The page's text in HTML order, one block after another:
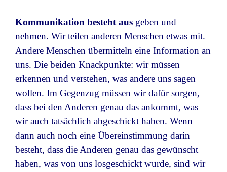
Kommunikation besteht aus geben und
nehmen. Wir teilen anderen Menschen etwas mit.
Andere Menschen übermitteln eine Information an
uns. Die beiden Knackpunkte: wir müssen
erkennen und verstehen, was andere uns sagen
wollen. Im Gegenzug müssen wir dafür sorgen,
dass bei den Anderen genau das ankommt, was
wir auch tatsächlich abgeschickt haben. Wenn
dann auch noch eine Übereinstimmung darin
besteht, dass die Anderen genau das gewünscht
haben, was von uns losgeschickt wurde, sind wir